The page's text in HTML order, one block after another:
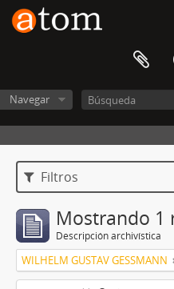
Navegar
Filtros
Mostrando 1
Descripción archivística
WILHELM GUSTAV GESSMANN